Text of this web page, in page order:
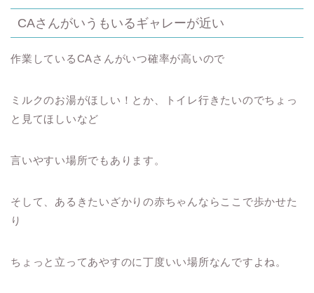
CAさんがいうもいるギャレーが近い
作業しているCAさんがいつ確率が高いので
ミルクのお湯がほしい！とか、トイレ行きたいのでちょっ
と見てほしいなど
言いやすい場所でもあります。
そして、あるきたいざかりの赤ちゃんならここで歩かせた
り
ちょっと立ってあやすのに丁度いい場所なんですよね。